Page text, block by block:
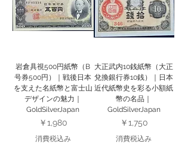
岩倉具視500円紙幣（B
号券500円）｜戦後日本
を支えた名紙幣と富士山
デザインの魅力｜
GoldSilverJapan
価格
￥1,980
消費税込み
大正武内10銭紙幣（大正
兌換銀行券10銭）｜日本
近代紙幣史を彩る小額紙
幣の名品｜
GoldSilverJapan
価格
￥1,750
消費税込み